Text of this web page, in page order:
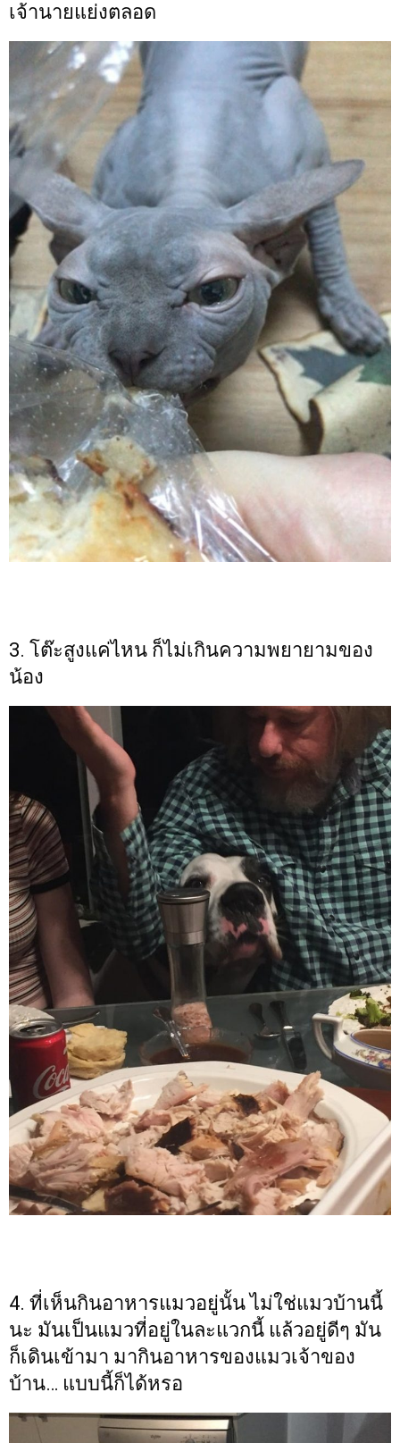
เจ้านายแย่งตลอด
3. โต๊ะสูงแค่ไหน ก็ไม่เกินความพยายามของ
น้อง
4. ที่เห็นกินอาหารแมวอยู่นั้น ไม่ใช่แมวบ้านนี้
นะ มันเป็นแมวที่อยู่ในละแวกนี้ แล้วอยู่ดีๆ มัน
ก็เดินเข้ามา มากินอาหารของแมวเจ้าของ
บ้าน… แบบนี้ก็ได้หรอ